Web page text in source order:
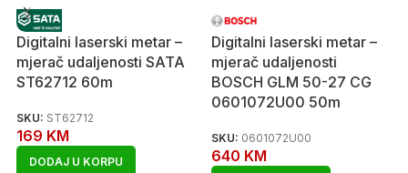
Digitalni laserski metar –
mjerač udaljenosti SATA
ST62712 60m
SKU: ST62712
169 KM
DODAJ U KORPU
Digitalni laserski metar –
mjerač udaljenosti
BOSCH GLM 50-27 CG
0601072U00 50m
SKU: 0601072U00
640 KM